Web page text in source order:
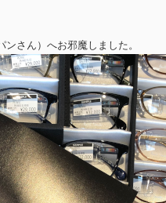
さん）へお邪魔しました。